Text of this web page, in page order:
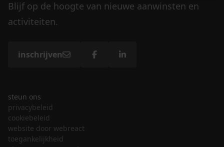
Blijf op de hoogte van nieuwe aanwinsten en
activiteiten.
inschrijven
steun ons
privacybeleid
cookiebeleid
website door webreact
toegankelijkheid